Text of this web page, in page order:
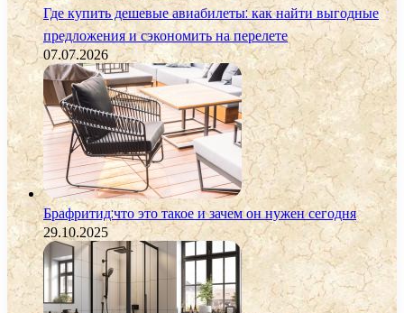
Где купить дешевые авиабилеты: как найти выгодные
предложения и сэкономить на перелете
07.07.2026
Брафритид:что это такое и зачем он нужен сегодня
29.10.2025